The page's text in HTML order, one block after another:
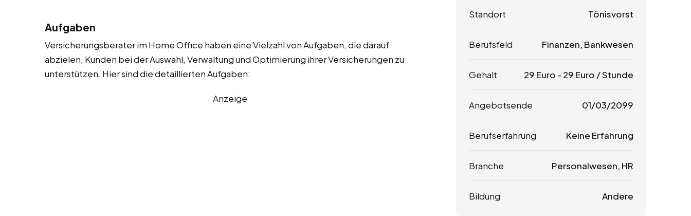
Aufgaben
Versicherungsberater im Home Office haben eine Vielzahl von Aufgaben, die darauf
abzielen, Kunden bei der Auswahl, Verwaltung und Optimierung ihrer Versicherungen zu
unterstützen. Hier sind die detaillierten Aufgaben:
Anzeige
Standort Tönisvorst
Berufsfeld Finanzen, Bankwesen
Gehalt 29 Euro - 29 Euro / Stunde
Angebotsende 01/03/2099
Berufserfahrung Keine Erfahrung
Branche Personalwesen, HR
Bildung Andere